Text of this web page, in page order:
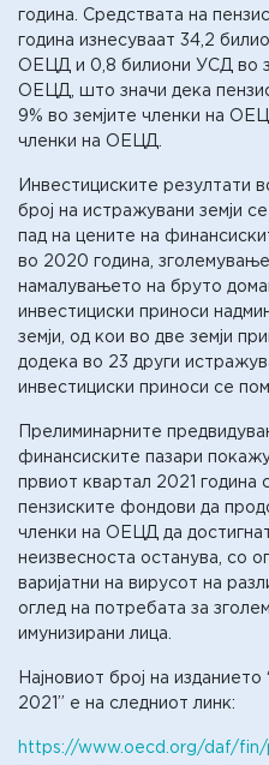
година. Средствата на
година изнесуваат 34,2
ОЕЦД и 0,8 билиони УСД во
ОЕЦД, што значи дека
9% во земјите членки на
членки на ОЕЦД.
Инвестициските резултати
број на истражувани земји
пад на цените на
во 2020 година,
намалувањето на бруто
инвестициски приноси
земји, од кои во две земји
додека во 23 други
инвестициски приноси се
Прелиминарните
финансиските пазари
првиот квартал 2021 година
пензиските фондови да
членки на ОЕЦД да
неизвесноста останува, со
варијатни на вирусот на
оглед на потребата за
имунизирани лица.
Најновиот број на
2021” е на следниот линк:
https://www.oecd.org/daf/fin/